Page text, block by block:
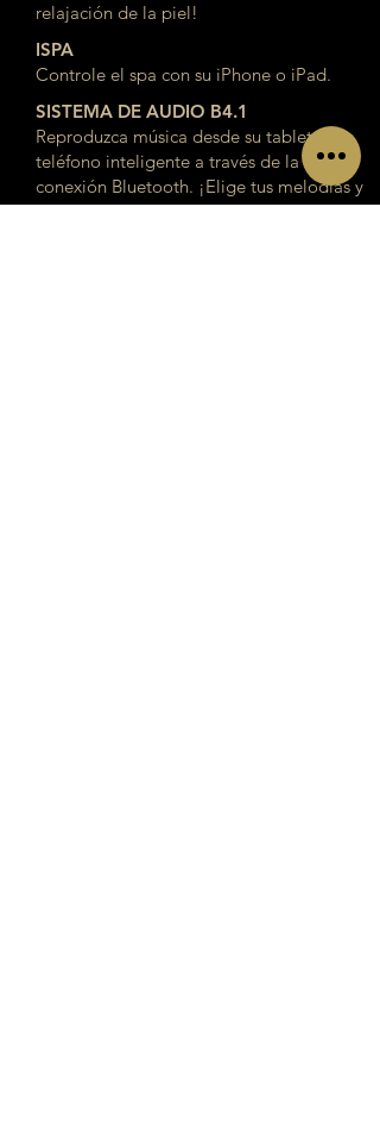
relajación de la piel!
ISPA
Controle el spa con su iPhone o iPad.
SISTEMA DE AUDIO B4.1
Reproduzca música desde su tableta o
teléfono inteligente a través de la
conexión Bluetooth. ¡Elige tus melodías y
haz tus ajustes desde el interior del spa!